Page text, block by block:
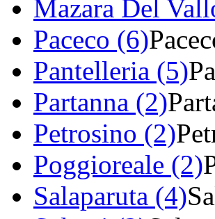
Mazara Del
Paceco (6)
Pantelleria (5)
Partanna (2)
Petrosino (2)
Poggioreale (2)
Salaparuta (4)